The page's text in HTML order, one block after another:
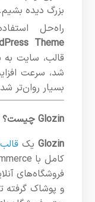
بزرگ دیده
راه‌حل
Theme
قالب، سایت
شد، سرعت
بسیار روان‌تر
Glozin چیست؟
Glozin یک
فروشگاه‌های
و پوشاک گرفته